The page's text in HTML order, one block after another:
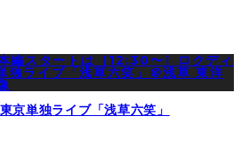
京単独ライブ「浅草六笑」